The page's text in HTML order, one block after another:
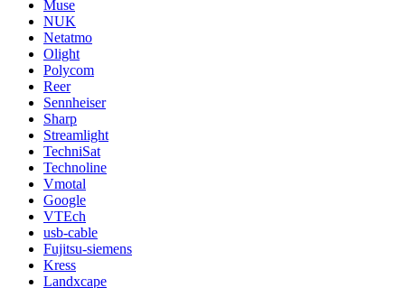
Muse
NUK
Netatmo
Olight
Polycom
Reer
Sennheiser
Sharp
Streamlight
TechniSat
Technoline
Vmotal
Google
VTEch
usb-cable
Fujitsu-siemens
Kress
Landxcape